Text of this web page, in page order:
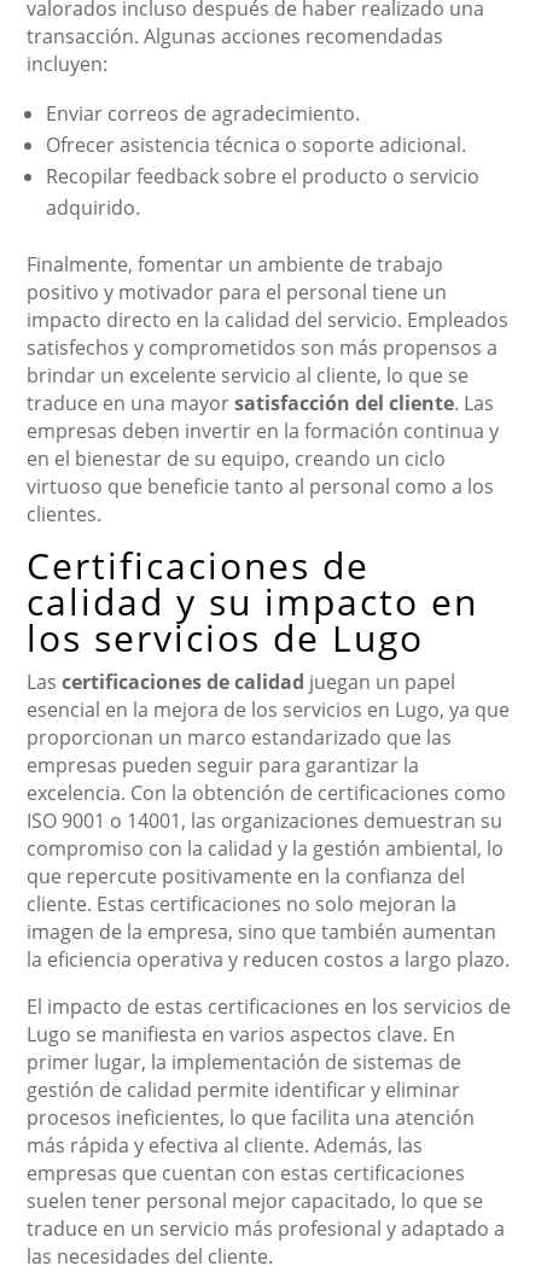
valorados incluso después de haber realizado una
transacción. Algunas acciones recomendadas
incluyen:
Enviar correos de agradecimiento.
Ofrecer asistencia técnica o soporte adicional.
Recopilar feedback sobre el producto o servicio
adquirido.
Finalmente, fomentar un ambiente de trabajo
positivo y motivador para el personal tiene un
impacto directo en la calidad del servicio. Empleados
satisfechos y comprometidos son más propensos a
brindar un excelente servicio al cliente, lo que se
traduce en una mayorsatisfacción del cliente. Las
empresas deben invertir en la formación continua y
en el bienestar de su equipo, creando un ciclo
virtuoso que beneficie tanto al personal como a los
clientes.
Certificaciones de
calidad y su impacto en
los servicios de Lugo
Lascertificaciones de calidad juegan un papel
esencial en la mejora de los servicios en Lugo, ya que
proporcionan un marco estandarizado que las
empresas pueden seguir para garantizar la
excelencia. Con la obtención de certificaciones como
ISO 9001 o 14001, las organizaciones demuestran su
compromiso con la calidad y la gestión ambiental, lo
que repercute positivamente en la confianza del
cliente. Estas certificaciones no solo mejoran la
imagen de la empresa, sino que también aumentan
la eficiencia operativa y reducen costos a largo plazo.
El impacto de estas certificaciones en los servicios de
Lugo se manifiesta en varios aspectos clave. En
primer lugar, la implementación de sistemas de
gestión de calidad permite identificar y eliminar
procesos ineficientes, lo que facilita una atención
más rápida y efectiva al cliente. Además, las
empresas que cuentan con estas certificaciones
suelen tener personal mejor capacitado, lo que se
traduce en un servicio más profesional y adaptado a
las necesidades del cliente.